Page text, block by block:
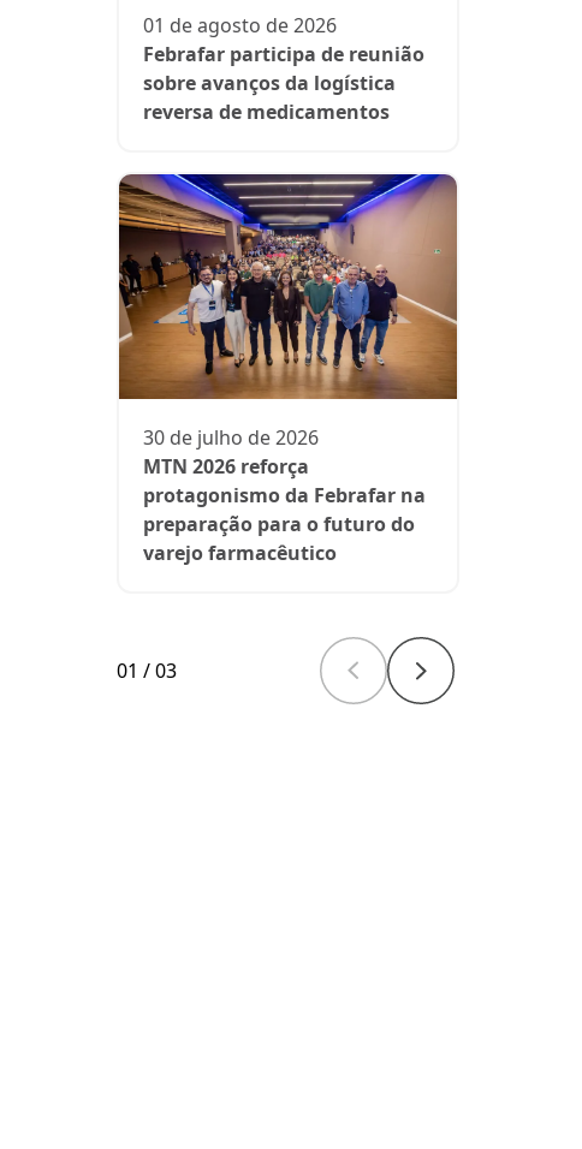
01 de agosto de 2026
Febrafar participa de reunião
sobre avanços da logística
reversa de medicamentos
30 de julho de 2026
MTN 2026 reforça
protagonismo da Febrafar na
preparação para o futuro do
varejo farmacêutico
01 /03